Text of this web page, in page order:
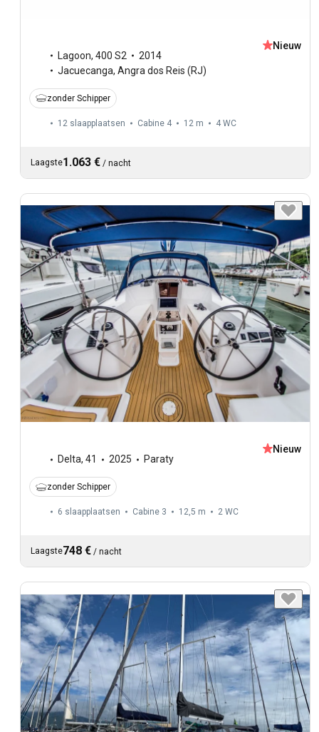
Lagoon, 400 S2
2014
Jacuecanga, Angra dos Reis (RJ)
Nieuw
zonder Schipper
12 slaapplaatsen Cabine 4 12 m 4 WC
Laagste1.063 € / nacht
Delta, 41 2025 Paraty
Nieuw
zonder Schipper
6 slaapplaatsen Cabine 3 12,5 m 2 WC
Laagste748 € / nacht